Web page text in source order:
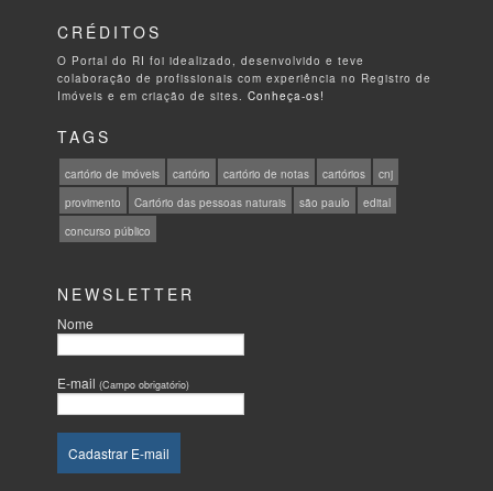
CRÉDITOS
O Portal do RI foi idealizado, desenvolvido e teve
colaboração de profissionais com experiência no Registro de
Imóveis e em criação de sites.Conheça-os!
TAGS
cartório de imóveis cartório cartório de notas cartórios
cnj
provimento
Cartório das pessoas naturais são paulo
edital
concurso público
NEWSLETTER
Nome
E-mail(Campo obrigatório)